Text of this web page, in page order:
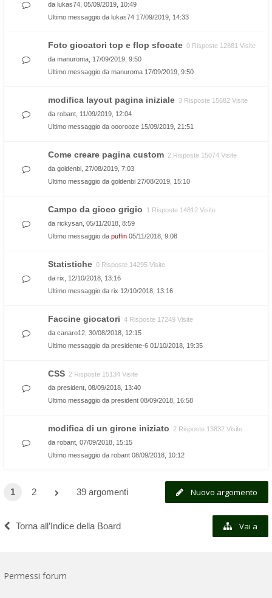
da lukas74 , 05/09/2019, 10:49
Ultimo messaggio da lukas74 17/09/2019, 14:33
Foto giocatori top e flop sfocate 0 Risposte 12881 Visite
da manuroma , 17/09/2019, 9:50
Ultimo messaggio da manuroma 17/09/2019, 9:50
modifica layout pagina iniziale 3 Risposte 15682 Visite
da robant , 11/09/2019, 12:04
Ultimo messaggio da ooorooze 15/09/2019, 21:51
Come creare pagina custom 2 Risposte 15074 Visite
da goldenbi , 27/08/2019, 7:03
Ultimo messaggio da goldenbi 27/08/2019, 15:10
Campo da gioco grigio
1 Risposte 14812 Visite
da rickysan , 05/11/2018, 8:59
Ultimo messaggio da puffin 05/11/2018, 9:08
Statistiche 0 Risposte 14295 Visite
da rix , 12/10/2018, 13:16
Ultimo messaggio da rix 12/10/2018, 13:16
Faccine giocatori 4 Risposte 17249 Visite
da canaro12 , 30/08/2018, 12:15
Ultimo messaggio da presidente-6 01/10/2018, 19:35
CSS 2 Risposte 15134 Visite
da president , 08/09/2018, 13:40
Ultimo messaggio da president 08/09/2018, 16:58
modifica di un girone iniziato
2 Risposte 13832 Visite
da robant , 07/09/2018, 15:15
Ultimo messaggio da robant 08/09/2018, 10:12
Nuovo argomento
1 2 39 argomenti
Torna all’Indice della Board Vai a
Permessi forum